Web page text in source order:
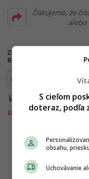
Ďakujeme, že
alebo
Zdroje:
Radar Online
Rusko
Viac k téme:
usa
zadržanie
S cieľom
doteraz, podľa
obsahu,
Uchovávanie